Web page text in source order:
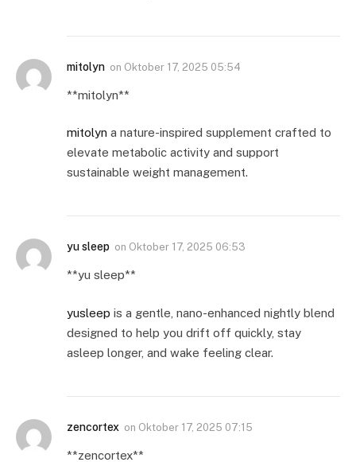
mitolyn on Oktober 17, 2025 05:54
** mitolyn**
mitolyn a nature-inspired supplement crafted to
elevate metabolic activity and support
sustainable weight management.
yu sleep on Oktober 17, 2025 06:53
**yu sleep**
yusleep is a gentle, nano-enhanced nightly blend
designed to help you drift off quickly, stay
asleep longer, and wake feeling clear.
zencortex on Oktober 17, 2025 07:15
**zencortex**